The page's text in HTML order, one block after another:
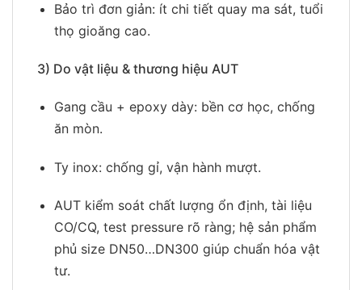
Bảo trì đơn giản: ít chi tiết quay ma sát, tuổi
thọ gioăng cao.
3) Do vật liệu & thương hiệu AUT
Gang cầu + epoxy dày: bền cơ học, chống
ăn mòn.
Ty inox: chống gỉ, vận hành mượt.
AUT kiểm soát chất lượng ổn định, tài liệu
CO/CQ, test pressure rõ ràng; hệ sản phẩm
phủ size DN50…DN300 giúp chuẩn hóa vật
tư.